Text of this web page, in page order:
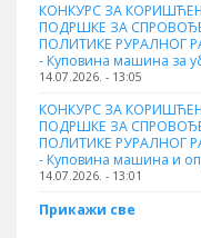
КОНКУРС ЗА
ПОДРШКЕ ЗА
ПОЛИТИКЕ РУРАЛНОГ
- Куповинa машина за
14.07.2026. - 13:05
КОНКУРС ЗА
ПОДРШКЕ ЗА
ПОЛИТИКЕ РУРАЛНОГ
- Куповина машина и
14.07.2026. - 13:01
Прикажи све